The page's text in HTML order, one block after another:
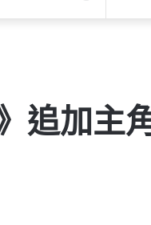
追加主